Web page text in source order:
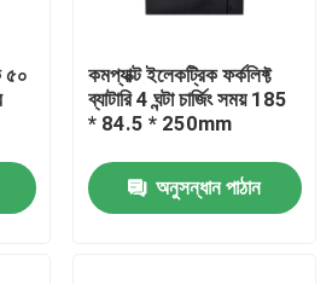
৫০
কমপ্যাক্ট ইলেকট্রিক ফর্কলিফ্ট
ব্যাটারি 4 ঘন্টা চার্জিং সময় 185
* 84.5 * 250mm
অনুসন্ধান পাঠান